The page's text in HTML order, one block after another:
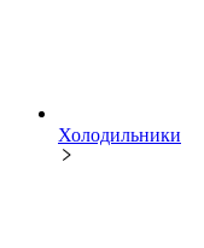
Холодильники